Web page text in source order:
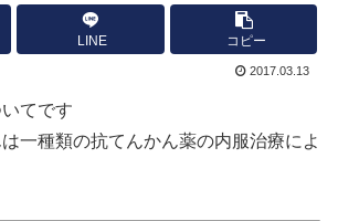
LINE コピー
2017.03.13
てです
一種類の抗てんかん薬の内服治療によ